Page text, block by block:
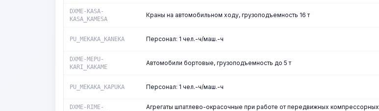
DXME-KASA-
KASA_KAMESA
Краны на автомобильном ходу, грузоподъемность 16 т
PU_MEKAKA_KANEKA Персонал: 1 чел.-ч/маш.-ч
DXME-MEPU-
KARI_KAKAME
Автомобили бортовые, грузоподъемность до 5 т
PU_MEKAKA_KAPUKA Персонал: 1 чел.-ч/маш.-ч
DXME-RIME-
Агрегаты шпатлево-окрасочные при работе от передвижных компрессорных